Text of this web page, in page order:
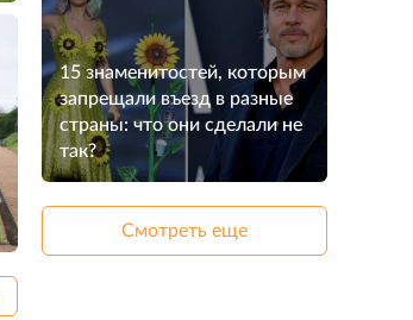
15 знаменитостей, которым
запрещали въезд в разные
страны: что они сделали не
так?
Смотреть еще